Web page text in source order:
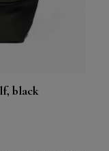
black